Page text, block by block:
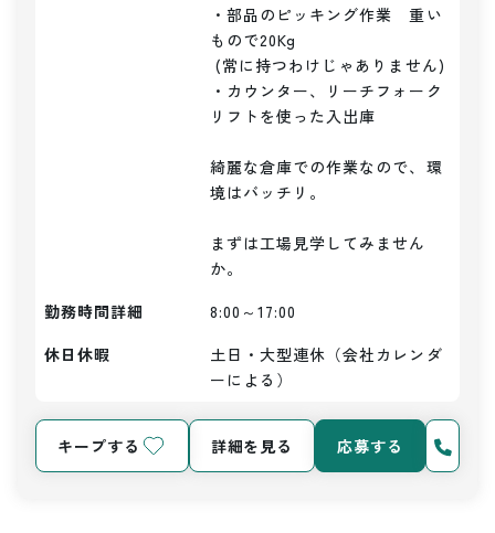
・部品のピッキング作業　重い
もので20Kg
(常に持つわけじゃありません)
・カウンター、リーチフォーク
リフトを使った入出庫
綺麗な倉庫での作業なので、環
境はバッチリ。
まずは工場見学してみません
か。
勤務時間詳細
8:00～17:00
休日休暇
土日・大型連休（会社カレンダ
ーによる）
キープする 詳細を見る 応募する